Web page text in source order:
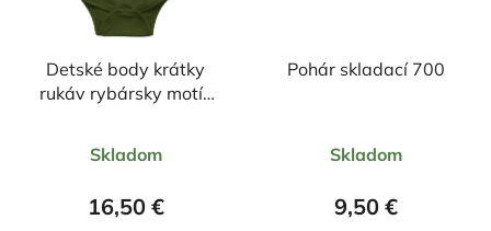
Detské body krátky
rukáv rybársky motív
hodnotenie
produktu
Skladom
16,50 €
Pohár skladací 700
hodnotenie
produktu
Skladom
9,50 €